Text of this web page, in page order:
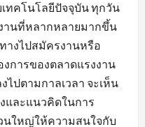
ทคโนโลยีปัจจุบัน ทุกวัน
านที่หลากหลายมากขึ้น
างไปสมัครงานหรือ
งการของตลาดแรงงาน
ปตามกาลเวลา จะเห็น
ละแนวคิดในการ
นใหญ่ให้ความสนใจกับ